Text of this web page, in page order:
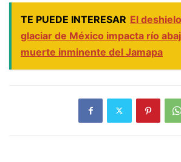
TE PUEDE INTERESAR El
glaciar de México impacta río
muerte inminente del Jamapa